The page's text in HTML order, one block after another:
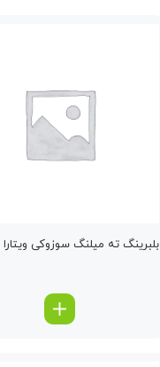
بلبرینگ ته میلنگ سوزوکی ویتارا